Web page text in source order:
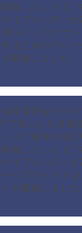
始しました に
イプロパティが
様のインターナシ
るためのマレー
開始しました
資産運用ならマイ
で安心した老後
ョア保険の個人
始しました に
イプロパティが
ーシアでメイド
を開始しまし